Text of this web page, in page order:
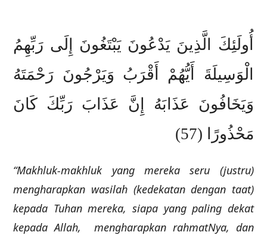
أُولَئِكَ الَّذِينَ يَدْعُونَ يَبْتَغُونَ إِلَى رَبِّهِمُ
الْوَسِيلَةَ أَيُّهُمْ أَقْرَبُ وَيَرْجُونَ رَحْمَتَهُ
وَيَخَافُونَ عَذَابَهُ إِنَّ عَذَابَ رَبِّكَ كَانَ
مَحْذُورًا (57)
“Makhluk-makhluk yang mereka seru (justru)
mengharapkan wasilah (kedekatan dengan taat)
kepada Tuhan mereka, siapa yang paling dekat
kepada Allah, mengharapkan rahmatNya, dan